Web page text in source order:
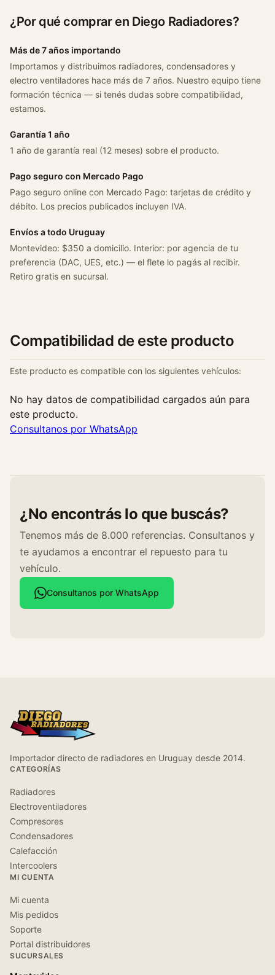
r
c
k
e
r
1
8
/
r
u
z
.
8
i
c
1
6
c
a
i
¿Por qué comprar en Diego Radiadores?
Más de 7 años importando
Importamos y distribuimos radiadores, condensadores y
electro ventiladores hace más de 7 años. Nuestro equipo tiene
formación técnica — si tenés dudas sobre compatibilidad,
estamos.
Garantía 1 año
1 año de garantía real (12 meses) sobre el producto.
Pago seguro con Mercado Pago
Pago seguro online con Mercado Pago: tarjetas de crédito y
débito. Los precios publicados incluyen IVA.
Envíos a todo Uruguay
Montevideo: $350 a domicilio. Interior: por agencia de tu
preferencia (DAC, UES, etc.) — el flete lo pagás al recibir.
Retiro gratis en sucursal.
Compatibilidad de este producto
Este producto es compatible con los siguientes vehículos:
No hay datos de compatibilidad cargados aún para
este producto.
Consultanos por WhatsApp
¿No encontrás lo que buscás?
Tenemos más de 8.000 referencias. Consultanos y
te ayudamos a encontrar el repuesto para tu
vehículo.
Consultanos por WhatsApp
Importador directo de radiadores en Uruguay desde 2014.
CATEGORÍAS
Radiadores
Electroventiladores
Compresores
Condensadores
Calefacción
Intercoolers
MI CUENTA
Mi cuenta
Mis pedidos
Soporte
Portal distribuidores
SUCURSALES